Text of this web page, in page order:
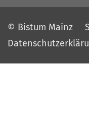
© Bistum Mainz